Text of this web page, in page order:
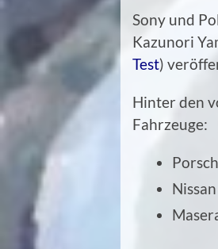
Sony und
Kazunori
Test)
Hinter den
Fahrzeuge: